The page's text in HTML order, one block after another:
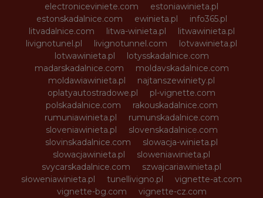
electroniceviniete.com
estoniawinieta.pl
estonskadalnice.com
ewinieta.pl
info365.pl
litvadalnice.com
litwa-winieta.pl
litwawinieta.pl
livignotunel.pl
livignotunnel.com
lotvawinieta.pl
lotwawinieta.pl
lotysskadalnice.com
madarskadalnice.com
moldavskadalnice.com
moldawiawinieta.pl
najtanszewiniety.pl
oplatyautostradowe.pl
pl-vignette.com
polskadalnice.com
rakouskadalnice.com
rumuniawinieta.pl
rumunskadalnice.com
sloveniawinieta.pl
slovenskadalnice.com
slovinskadalnice.com
slowacja-winieta.pl
slowacjawinieta.pl
sloweniawinieta.pl
svycarskadalnice.com
szwajcariawinieta.pl
słoweniawinieta.pl
tunellivigno.pl
vignette-at.com
vignette-bg.com
vignette-cz.com